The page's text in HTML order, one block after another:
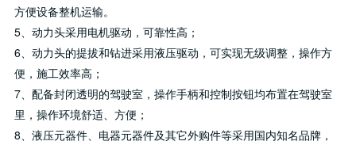
方便设备整机运输。
5、动力头采用电机驱动，可靠性高；
6、动力头的提拔和钻进采用液压驱动，可实现无级调整，操作方
便，施工效率高；
7、配备封闭透明的驾驶室，操作手柄和控制按钮均布置在驾驶室
里，操作环境舒适、方便；
8、液压元器件、电器元器件及其它外购件等采用国内知名品牌，